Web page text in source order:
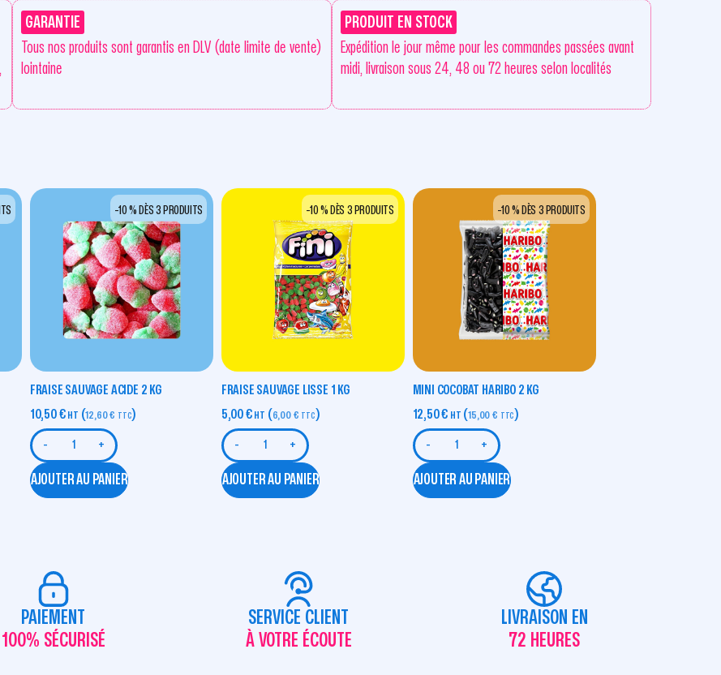
GARANTIE
Tous nos produits sont garantis en DLV (date limite de vente)
lointaine
PRODUIT EN STOCK
Expédition le jour même pour les commandes passées avant
midi, livraison sous 24, 48 ou 72 heures selon localités
-10 % DÈS 3 PRODUITS
FRAISE SAUVAGE ACIDE 2 KG
10,50€ HT (12,60€ TTC)
- +
AJOUTER AU PANIER
-10 % DÈS 3 PRODUITS
FRAISE SAUVAGE LISSE 1 KG
5,00€ HT (6,00 € TTC)
- +
AJOUTER AU PANIER
-10 % DÈS 3 PRODUITS
MINI COCOBAT HARIBO 2 KG
12,50€ HT (15,00€ TTC)
- +
AJOUTER AU PANIER
PAIEMENT
100% SÉCURISÉ
SERVICE CLIENT
À VOTRE ÉCOUTE
LIVRAISON EN
72 HEURES